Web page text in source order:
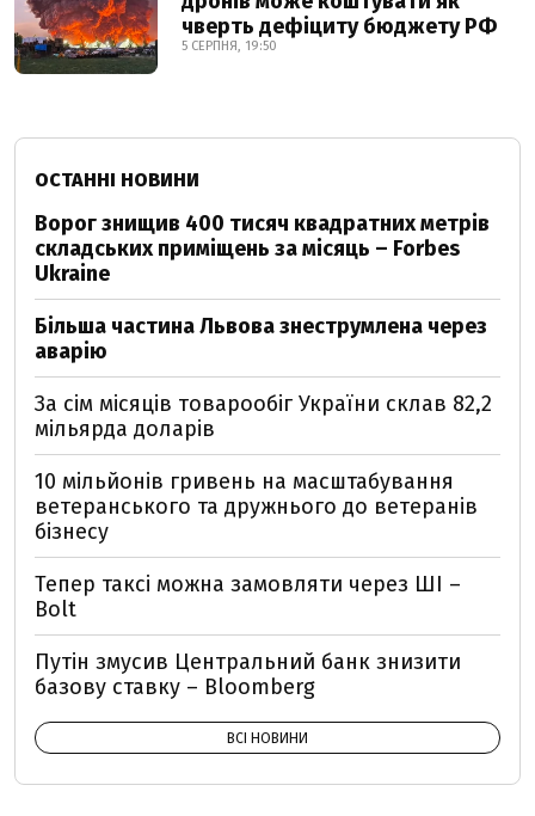
чверть дефіциту бюджету РФ
5 СЕРПНЯ, 19:50
ОСТАННІ НОВИНИ
Ворог знищив 400 тисяч квадратних метрів
складських приміщень за місяць – Forbes
Ukraine
Більша частина Львова знеструмлена через
аварію
За сім місяців товарообіг України склав 82,2
мільярда доларів
10 мільйонів гривень на масштабування
ветеранського та дружнього до ветеранів
бізнесу
Тепер таксі можна замовляти через ШІ –
Bolt
Путін змусив Центральний банк знизити
базову ставку – Bloomberg
ВСІ НОВИНИ